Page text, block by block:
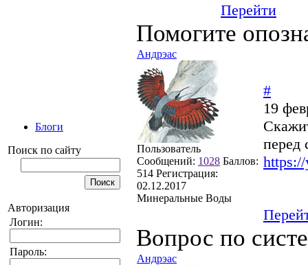
Блоги
Поиск по сайту
Авторизация
Логин:
Пароль:
Перейти
Помогите
Андрэас
Пользователь
Сообщений: 1028 Баллов:
514 Регистрация:
02.12.2017
Минеральные Воды
#
19
перед
Вопрос по
Андрэас